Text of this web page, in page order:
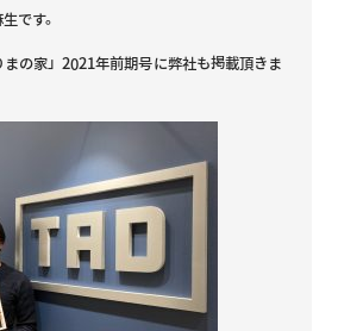
です。
の家」2021年前期号に弊社も掲載頂きま